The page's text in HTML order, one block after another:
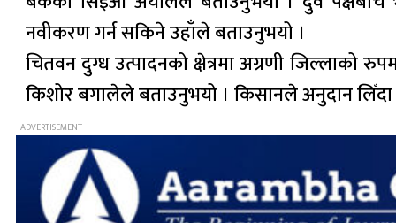
नवीकरण गर्न सकिने उहाँले बताउनुभयो ।
चितवन दुग्ध उत्पादनको क्षेत्रमा अग्रणी जिल्लाको
किशोर बगालेले बताउनुभयो । किसानले अनुदान
- ADVERTISEMENT -